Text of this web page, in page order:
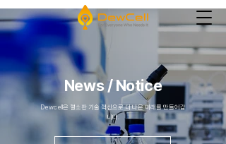
News / Notice
Dewcell은 혈소판 기술 혁신으로 더 나은 미래를 만들어갑
니다.